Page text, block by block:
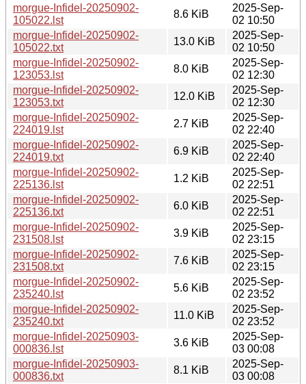
morgue-Infidel-20250902-
105022.lst
8.6 KiB
2025-Sep-
02 10:50
morgue-Infidel-20250902-
105022.txt
13.0 KiB
2025-Sep-
02 10:50
morgue-Infidel-20250902-
123053.lst
8.0 KiB
2025-Sep-
02 12:30
morgue-Infidel-20250902-
123053.txt
12.0 KiB
2025-Sep-
02 12:30
morgue-Infidel-20250902-
224019.lst
2.7 KiB
2025-Sep-
02 22:40
morgue-Infidel-20250902-
224019.txt
6.9 KiB
2025-Sep-
02 22:40
morgue-Infidel-20250902-
225136.lst
1.2 KiB
2025-Sep-
02 22:51
morgue-Infidel-20250902-
225136.txt
6.0 KiB
2025-Sep-
02 22:51
morgue-Infidel-20250902-
231508.lst
3.9 KiB
2025-Sep-
02 23:15
morgue-Infidel-20250902-
231508.txt
7.6 KiB
2025-Sep-
02 23:15
morgue-Infidel-20250902-
235240.lst
5.6 KiB
2025-Sep-
02 23:52
morgue-Infidel-20250902-
235240.txt
11.0 KiB
2025-Sep-
02 23:52
morgue-Infidel-20250903-
000836.lst
3.6 KiB
2025-Sep-
03 00:08
morgue-Infidel-20250903-
000836.txt
8.1 KiB
2025-Sep-
03 00:08